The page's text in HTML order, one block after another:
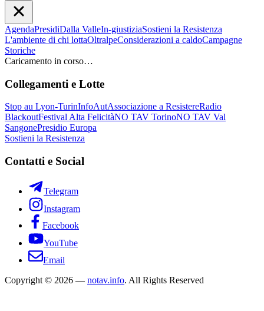
AgendaPresidiDalla ValleIn-giustiziaSostieni la Resistenza
L'ambiente di chi lottaOltralpeConsiderazioni a caldoCampagne
Storiche
Caricamento in corso…
Collegamenti e Lotte
Stop au Lyon-TurinInfoAutAssociazione a ResistereRadio
BlackoutFestival Alta FelicitàNO TAV TorinoNO TAV Val
SangonePresidio Europa
Sostieni la Resistenza
Contatti e Social
Telegram
Instagram
Facebook
YouTube
Email
Copyright © 2026 — notav.info. All Rights Reserved